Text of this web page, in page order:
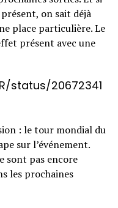
on sait déjà
place particulière. Le
présent avec une
status/20672341
: le tour mondial du
sur l’événement.
sont pas encore
les prochaines